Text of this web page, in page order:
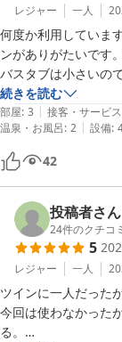
レジャー 一人
何度か利用していま
ンがありがたいです
バスタブは小さいの
ーパーもあるので便
意した方がいい。基
続きを読む
部屋: 3 | 接客・サービス
温泉・お風呂: 2 | 設備:
42
投稿者さん
24件のクチコミ
5
レジャー 一人
ツインに一人だった
今回は使わなかった
る。